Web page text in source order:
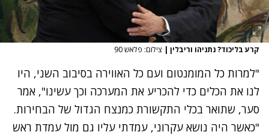
קרע בליכוד? נתניהו וריבלין | צילום: פלאש 90
"למרות כל המומנטום ועם כל האווירה בסיבוב השני, היו
לנו את הכלים כדי להכריע את המערכה וכך עשינו", אמר
סער, שתואר בכלי התקשורת כמנצח הגדול של הבחירות.
"כאשר היה נושא עקרוני, עמדתי עליו גם מול עמדת ראש